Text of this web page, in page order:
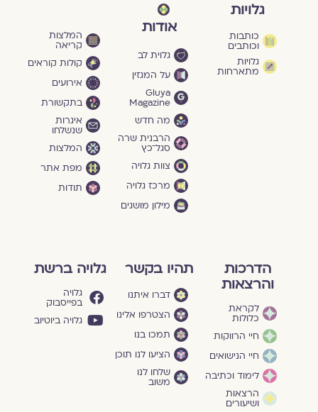
גלויות
כותבות
וכותבים
גלויות
מתארחות
אודות
גלוית לב
על המגזין
Gluya
Magazine
מה חדש
הרבנית שרה
סגל־כץ
צוות גלויה
מרכז גלויה
מילון מושגים
המלצות
קריאה
קולות קוראים
אירועים
בתקשורת
איגרות
שנשלחו
המלצות
מפת אתר
תודות
הדרכות
והרצאות
לקראת
כלולות
חיי הרווקות
חיי הנישואים
לימוד וכתיבה
הרצאות
ושיעורים
תהיו בקשר
דברו איתנו
הצטרפו אלינו
תמכו בנו
הציעו לנו תוכן
שלחו לנו
משוב
גלויה ברשת
גלויה
בפייסבוק
גלויה ביוטיוב